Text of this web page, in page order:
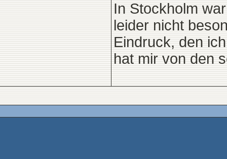
In Stockholm
leider nicht
Eindruck, den
hat mir von den